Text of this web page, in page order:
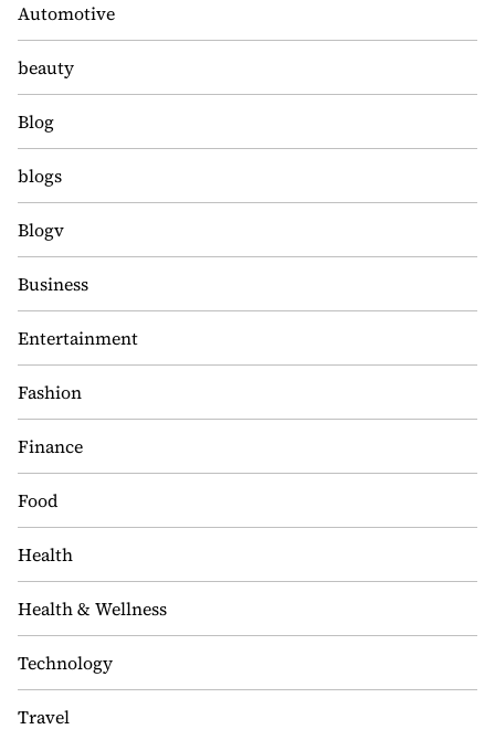
Automotive
beauty
Blog
blogs
Blogv
Business
Entertainment
Fashion
Finance
Food
Health
Health & Wellness
Technology
Travel